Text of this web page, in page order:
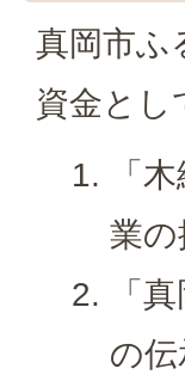
真岡市ふ
資金とし
「
業
「
の